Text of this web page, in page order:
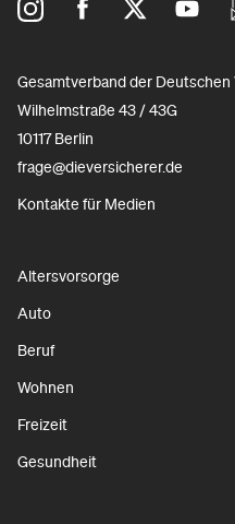
Gesamtverband der Deutschen
Wilhelmstraße 43 / 43G
10117 Berlin
frage@dieversicherer.de
Kontakte für Medien
Altersvorsorge
Auto
Beruf
Wohnen
Freizeit
Gesundheit